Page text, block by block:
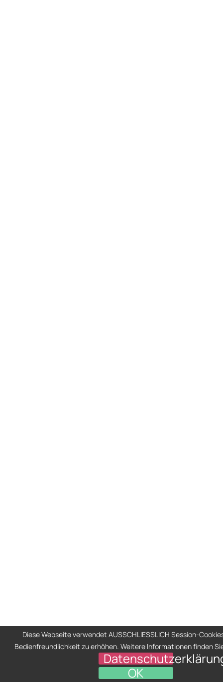
Diese Webseite verwendet AUSSCHLIESSLICH Session-
Bedienfreundlichkeit zu erhöhen. Weitere Informationen finden
OK